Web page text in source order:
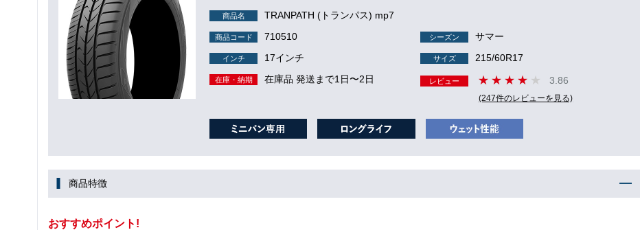
商品名 TRANPATH (トランパス) mp7
商品コード 710510 シーズン サマー
インチ 17インチ サイズ 215/60R17
在庫・納期 在庫品 発送まで1日〜2日 レビュー 3.86
(247件のレビューを見る)
商品特徴
おすすめポイント!